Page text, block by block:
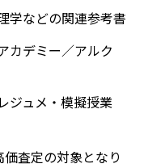
学などの関連参考書
カデミー／アルク
ジュメ・模擬授業
査定の対象となり